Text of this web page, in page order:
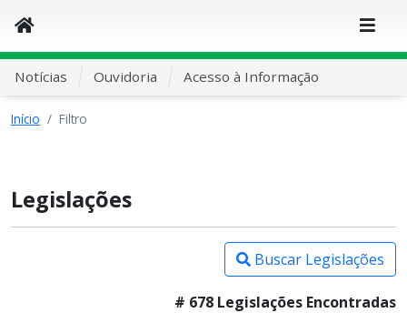
Notícias Ouvidoria Acesso à Informação
Início Filtro
Legislações
Buscar Legislações
# 678 Legislações Encontradas